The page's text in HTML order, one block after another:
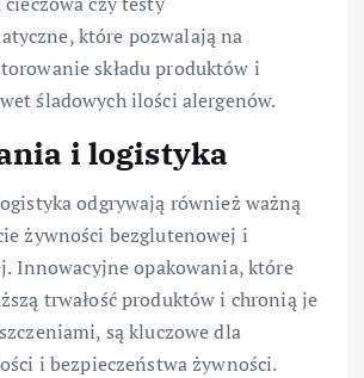
które pozwalają na
składu produktów i
śladowych ilości alergenów.
i logistyka
odgrywają również ważną
żywności bezglutenowej i
Innowacyjne opakowania, które
trwałość produktów i chronią je
są kluczowe dla
i bezpieczeństwa żywności.